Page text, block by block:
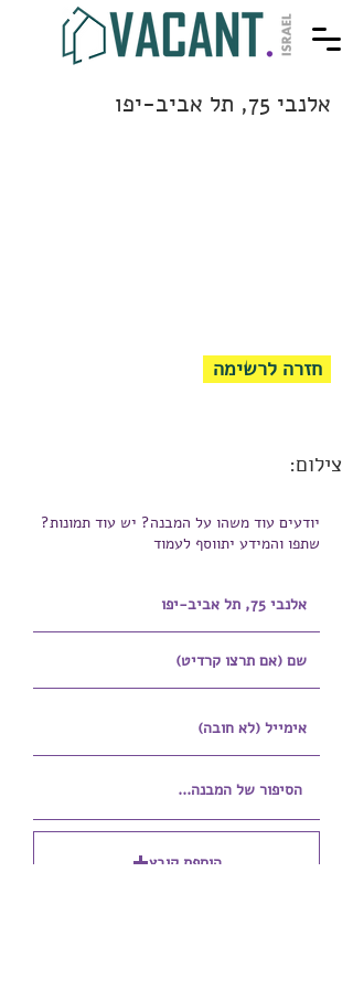
אלנבי 75, תל אביב-יפו
חזרה לרשימה
צילום:
יודעים עוד משהו על המבנה? יש עוד תמונות?
שתפו והמידע יתווסף לעמוד
הוספת קובץ